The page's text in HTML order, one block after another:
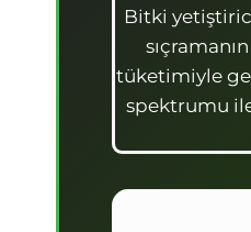
Bitki
tüketimiyle
spektrumu